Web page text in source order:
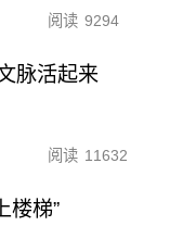
阅读 9294
脉活起来
阅读 11632
楼梯”